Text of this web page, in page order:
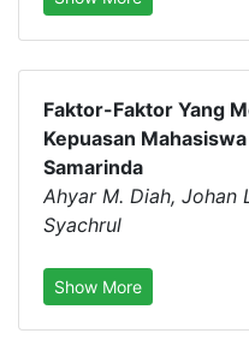
Faktor-Faktor Yang
Kepuasan
Samarinda
Ahyar M. Diah, Johan
Syachrul
Show More